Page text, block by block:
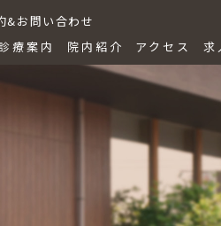
&お問い合わせ
療案内 院内紹介 アクセス 求